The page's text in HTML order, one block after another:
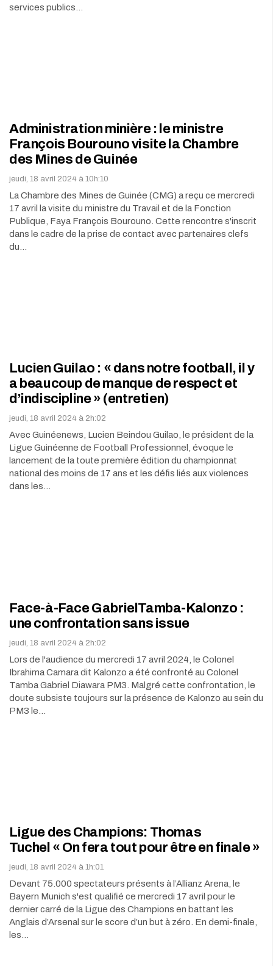
services publics…
Administration minière : le ministre
François Bourouno visite la Chambre
des Mines de Guinée
jeudi, 18 avril 2024 à 10h:10
La Chambre des Mines de Guinée (CMG) a reçu ce mercredi
17 avril la visite du ministre du Travail et de la Fonction
Publique, Faya François Bourouno. Cette rencontre s'inscrit
dans le cadre de la prise de contact avec partenaires clefs
du…
Lucien Guilao : « dans notre football, il y
a beaucoup de manque de respect et
d’indiscipline » (entretien)
jeudi, 18 avril 2024 à 2h:02
Avec Guinéenews, Lucien Beindou Guilao, le président de la
Ligue Guinéenne de Football Professionnel, évoque le
lancement de la toute première édition du championnat
national des moins de 17 ans et les défis liés aux violences
dans les…
Face-à-Face GabrielTamba-Kalonzo :
une confrontation sans issue
jeudi, 18 avril 2024 à 2h:02
Lors de l'audience du mercredi 17 avril 2024, le Colonel
Ibrahima Camara dit Kalonzo a été confronté au Colonel
Tamba Gabriel Diawara PM3. Malgré cette confrontation, le
doute subsiste toujours sur la présence de Kalonzo au sein du
PM3 le…
Ligue des Champions: Thomas
Tuchel « On fera tout pour être en finale »
jeudi, 18 avril 2024 à 1h:01
Devant 75.000 spectateurs présents à l’Allianz Arena, le
Bayern Munich s'est qualifié ce mercredi 17 avril pour le
dernier carré de la Ligue des Champions en battant les
Anglais d’Arsenal sur le score d’un but à zéro. En demi-finale,
les…